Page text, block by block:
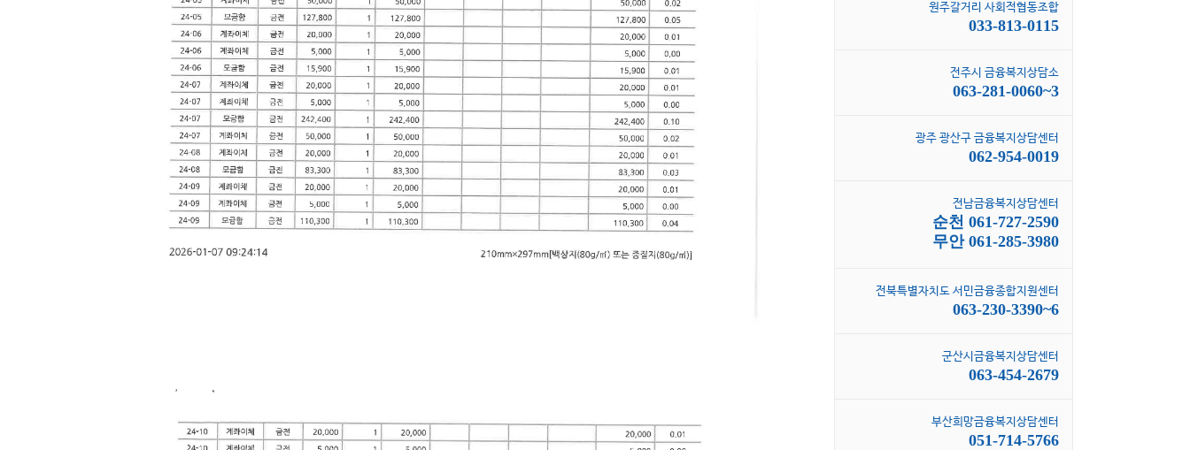
원주갈거리 사회적협동조합
033-813-0115
전주시 금융복지상담소
063-281-0060~3
광주 광산구 금융복지상담센터
062-954-0019
전남금융복지상담센터
순천 061-727-2590
무안 061-285-3980
전북특별자치도 서민금융종합지원센터
063-230-3390~6
군산시금융복지상담센터
063-454-2679
부산희망금융복지상담센터
051-714-5766